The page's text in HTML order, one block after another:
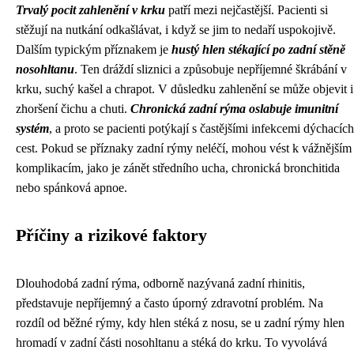
Trvalý pocit zahlenění v krku patří mezi nejčastější. Pacienti si
stěžují na nutkání odkašlávat, i když se jim to nedaří uspokojivě.
Dalším typickým příznakem je hustý hlen stékající po zadní stěně
nosohltanu. Ten dráždí sliznici a způsobuje nepříjemné škrábání v
krku, suchý kašel a chrapot. V důsledku zahlenění se může objevit i
zhoršení čichu a chuti. Chronická zadní rýma oslabuje imunitní
systém, a proto se pacienti potýkají s častějšími infekcemi dýchacích
cest. Pokud se příznaky zadní rýmy neléčí, mohou vést k vážnějším
komplikacím, jako je zánět středního ucha, chronická bronchitida
nebo spánková apnoe.
Příčiny a rizikové faktory
Dlouhodobá zadní rýma, odborně nazývaná zadní rhinitis,
představuje nepříjemný a často úporný zdravotní problém. Na
rozdíl od běžné rýmy, kdy hlen stéká z nosu, se u zadní rýmy hlen
hromadí v zadní části nosohltanu a stéká do krku. To vyvolává